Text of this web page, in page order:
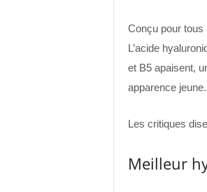
Conçu pour tous
L’acide
et B5 apaisent,
apparence jeune.
Les critiques
Meilleur